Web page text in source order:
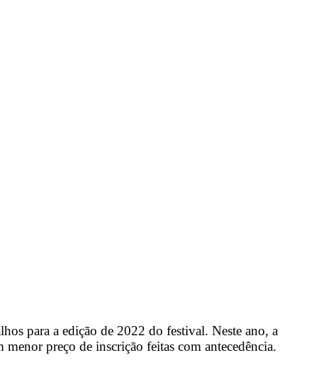
para a edição de 2022 do festival. Neste ano, a
preço de inscrição feitas com antecedência.